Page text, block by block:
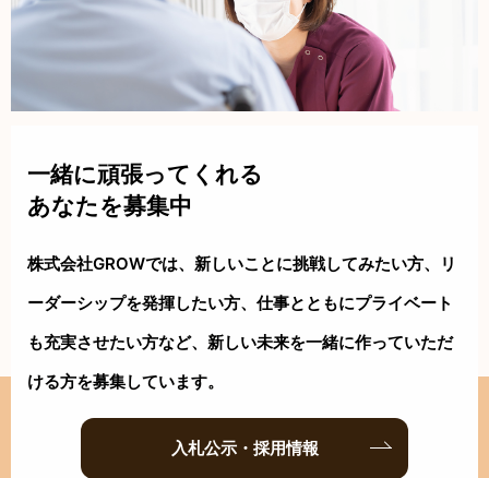
一緒に頑張ってくれる
あなたを募集中
株式会社GROWでは、新しいことに挑戦してみたい方、リ
ーダーシップを発揮したい方、仕事とともにプライベート
も充実させたい方など、新しい未来を一緒に作っていただ
ける方を募集しています。
入札公示・採用情報